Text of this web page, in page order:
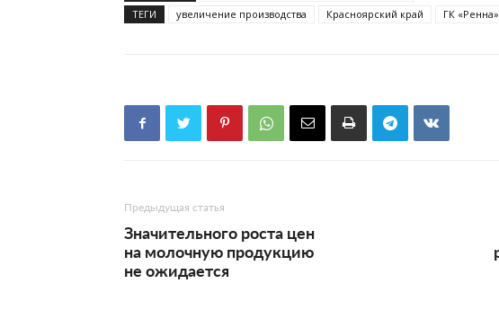
ТЕГИ
увеличение производства Красноярский край ГК «Ренна»
Предыдущая статья
Значительного роста цен
на молочную продукцию
не ожидается